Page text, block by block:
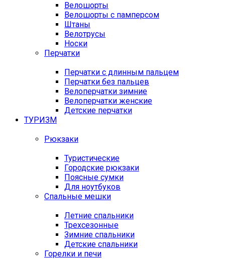
Велошорты
Велошорты с памперсом
Штаны
Велотрусы
Носки
Перчатки
Перчатки с длинным пальцем
Перчатки без пальцев
Велоперчатки зимние
Велоперчатки женские
Детские перчатки
ТУРИЗМ
Рюкзаки
Туристические
Городские рюкзаки
Поясные сумки
Для ноутбуков
Спальные мешки
Летние спальники
Трехсезонные
Зимние спальники
Детские спальники
Горелки и печи